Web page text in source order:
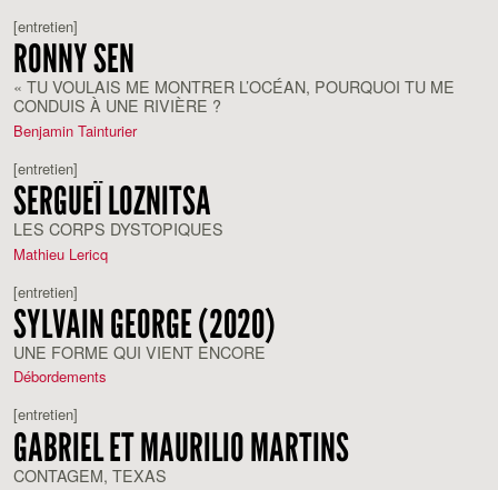
[entretien]
RONNY SEN
« TU VOULAIS ME MONTRER L’OCÉAN, POURQUOI TU ME
CONDUIS À UNE RIVIÈRE ?
Benjamin Tainturier
[entretien]
SERGUEÏ LOZNITSA
LES CORPS DYSTOPIQUES
Mathieu Lericq
[entretien]
SYLVAIN GEORGE (2020)
UNE FORME QUI VIENT ENCORE
Débordements
[entretien]
GABRIEL ET MAURILIO MARTINS
CONTAGEM, TEXAS